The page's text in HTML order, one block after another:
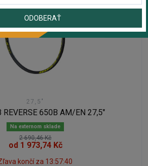
27,5"
REVERSE 650B AM/EN 27,5"
Na externom sklade
2 690,46 Kč
od 1 973,74 Kč
končí za 13:57:40
ODOBERAŤ